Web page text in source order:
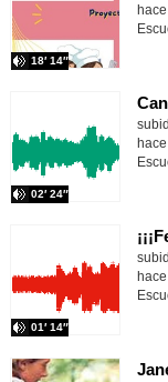
18′ 14″
02′ 24″
01′ 14″